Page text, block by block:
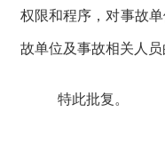
权限和程序，对事故
故单位及事故相关人员
特此批复。